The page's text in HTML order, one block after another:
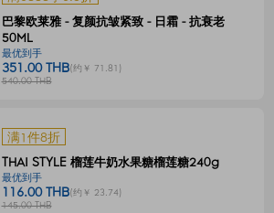
巴黎欧莱雅 - 复颜抗皱紧致 - 日霜 - 抗衰老
50ML
最优到手
351.00 THB(约￥ 71.81)
540.00 THB
满1件8折
THAI STYLE 榴莲牛奶水果糖榴莲糖240g
最优到手
116.00 THB(约￥ 23.74)
145.00 THB